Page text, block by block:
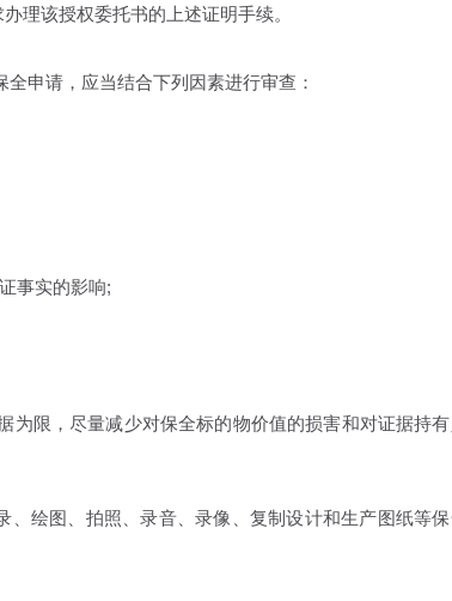
理该授权委托书的上述证明手续。
申请，应当结合下列因素进行审查：
事实的影响;
限，尽量减少对保全标的物价值的损害和对证据持
绘图、拍照、录音、录像、复制设计和生产图纸等